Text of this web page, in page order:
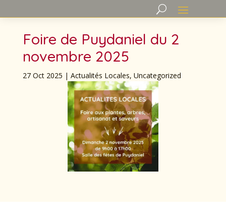
Foire de Puydaniel du 2
novembre 2025
27 Oct 2025 | Actualités Locales, Uncategorized